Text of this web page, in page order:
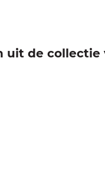
uit de collectie